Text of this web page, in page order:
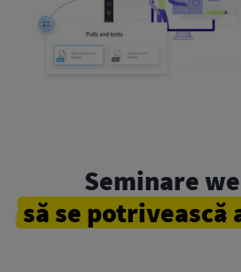
Seminare
să se potrivească